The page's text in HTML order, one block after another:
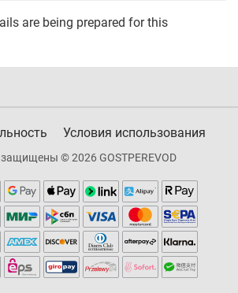
are being prepared for this
Условия использования
© 2026 GOSTPEREVOD